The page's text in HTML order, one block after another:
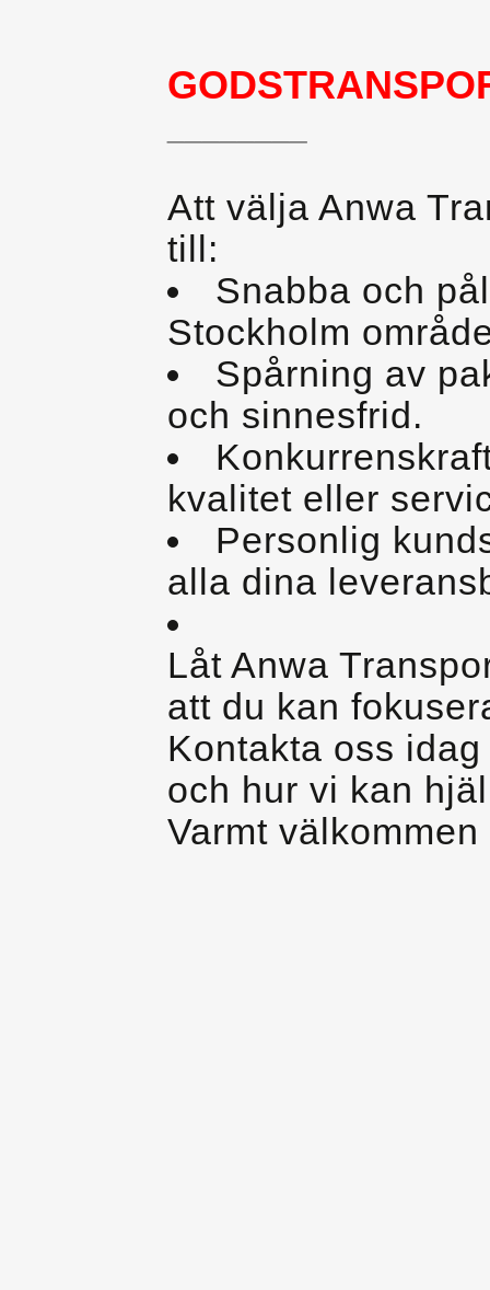
Att välja Anwa
till:
Snabba och
Stockholm
Spårning av
och sinnesfrid.
kvalitet eller
Personlig
alla dina
Låt Anwa
att du kan
Kontakta oss
och hur vi kan
Varmt